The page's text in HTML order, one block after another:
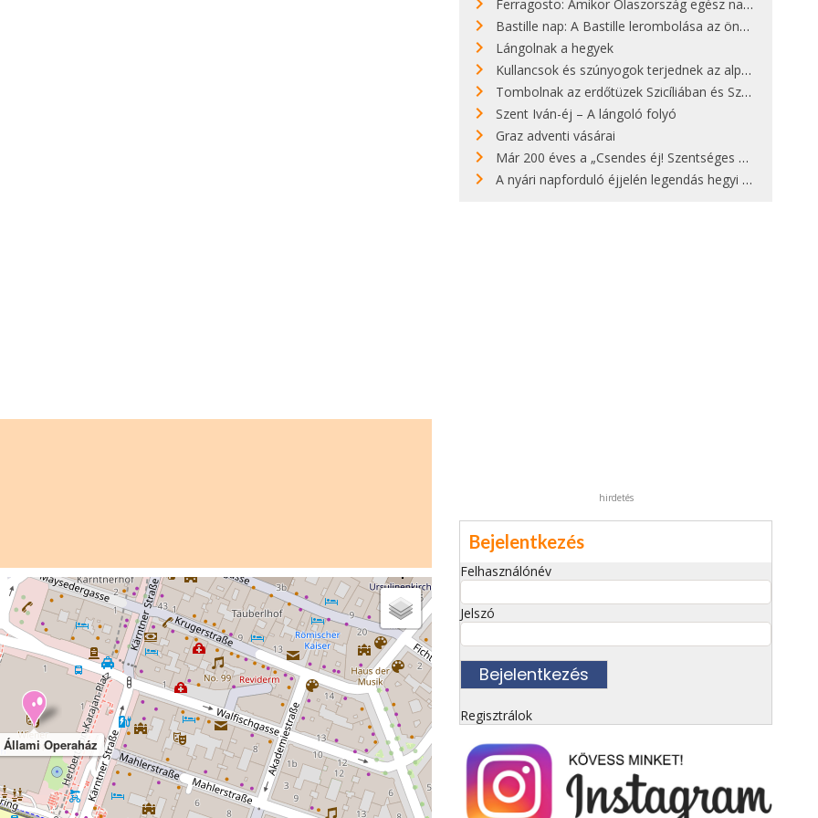
Állami Operaház
Ferragosto: Amikor Olaszország egész nap nyaral
Bastille nap: A Bastille lerombolása az önkényuralom végét jelentette
Lángolnak a hegyek
Kullancsok és szúnyogok terjednek az alpesi legelőkön
Tombolnak az erdőtüzek Szicíliában és Szardínián
Szent Iván-éj – A lángoló folyó
Graz adventi vásárai
Már 200 éves a „Csendes éj! Szentséges éj!”
A nyári napforduló éjjelén legendás hegyi tüzek világítják meg Zugspitzét
hirdetés
Bejelentkezés
Felhasználónév
Jelszó
Regisztrálok